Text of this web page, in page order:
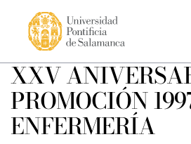
XXV
PROMOCIÓN
ENFERMERÍA